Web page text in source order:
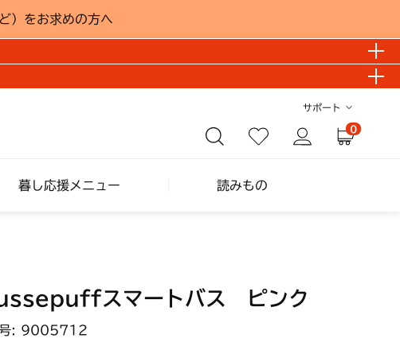
）をお求めの方へ
サポート
0
暮し応援メニュー 読みもの
スマートバス ピンク
号: 9005712